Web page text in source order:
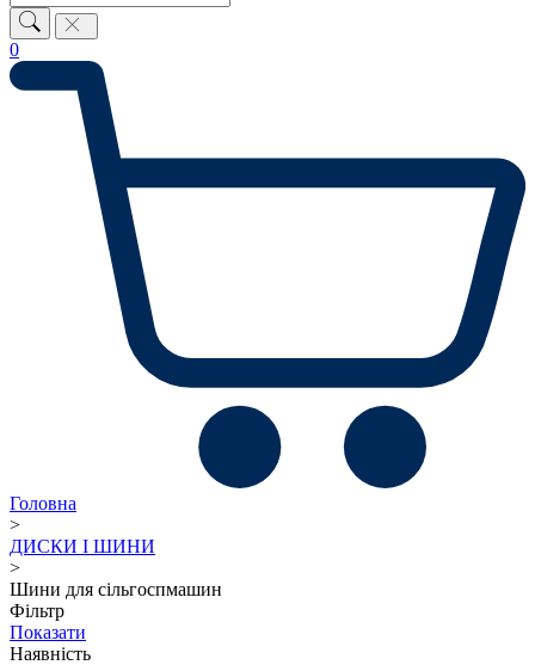
0
Головна
>
ДИСКИ І ШИНИ
>
Шини для сільгоспмашин
Фільтр
Показати
Наявність